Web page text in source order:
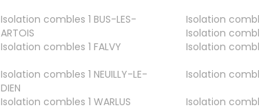
Isolation combles 1 BUS-LES-
ARTOIS
Isolation
Isolation
Isolation combles 1 FALVY Isolation
Isolation combles 1 NEUILLY-LE-
DIEN
Isolation
Isolation combles 1 WARLUS Isolation